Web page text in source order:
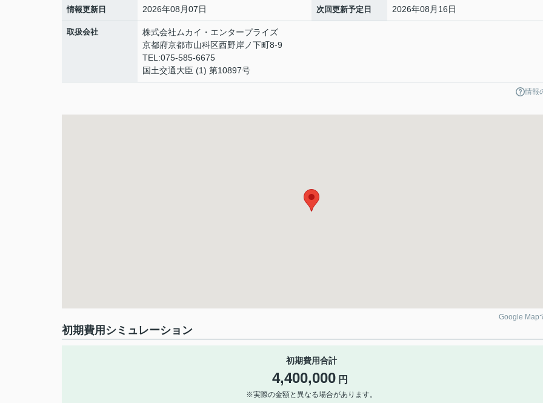
情報更新日 2026年08月07日 次回更新予定日 2026年08月16日
取扱会社
株式会社ムカイ・エンタープライズ
京都府京都市山科区西野岸ノ下町8-9
TEL:075-585-6675
国土交通大臣 (1) 第10897号
情報
Google Map
初期費用シミュレーション
初期費用合計
4,400,000 円
※実際の金額と異なる場合があります。